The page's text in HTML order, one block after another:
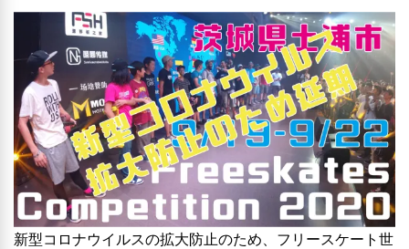
新型コロナウイルスの拡大防止のため、フリースケート世